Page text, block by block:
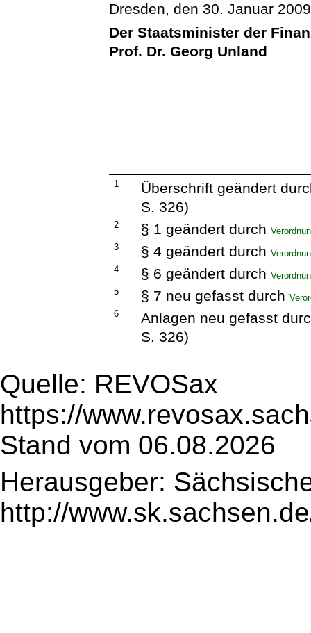
Dresden, den 30. Januar 2009
Der Staatsminister der
Prof. Dr. Georg Unland
1
Überschrift geändert
S. 326)
2 § 1 geändert durch
3
§ 4 geändert durch
4
§ 6 geändert durch
5
§ 7 neu gefasst durch
6
Anlagen neu gefasst
S. 326)
Quelle: REVOSax
https://
Stand vom 06.08.2026
Herausgeber:
http://